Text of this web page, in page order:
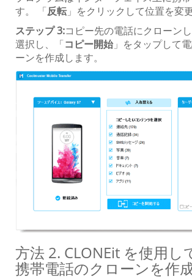
す。 「反転」をクリックして位置を変
ステップ 3:コピー先の電話にクローン
選択し、「コピー開始 」をタップして
ーンを作成します。
方法 2. CLONEit を使用
携帯電話のクローンを作